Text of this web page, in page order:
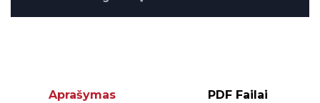
Aprašymas PDF Failai